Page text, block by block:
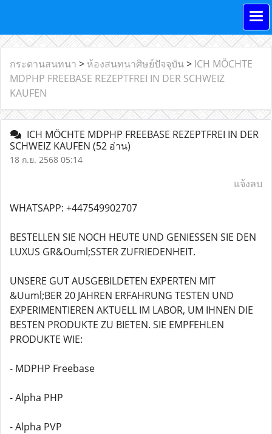
กระดานสนทนา > ห้องสนทนาศิษย์ปัจจุบัน> ICH MÖCHTE
MDPHP FREEBASE REZEPTFREI IN DER SCHWEIZ
KAUFEN
ICH MÖCHTE MDPHP FREEBASE REZEPTFREI IN DER
SCHWEIZ KAUFEN (52 อ่าน)
18 ก.ย. 2568 05:14
แจ้งลบ
WHATSAPP: +447549902707
BESTELLEN SIE NOCH HEUTE UND GENIESSEN SIE DEN
LUXUS GR&Ouml;SSTER ZUFRIEDENHEIT.
UNSERE GUT AUSGEBILDETEN EXPERTEN MIT
&Uuml;BER 20 JAHREN ERFAHRUNG TESTEN UND
EXPERIMENTIEREN AKTUELL IM LABOR, UM IHNEN DIE
BESTEN PRODUKTE ZU BIETEN. SIE EMPFEHLEN
PRODUKTE WIE:
- MDPHP Freebase
- Alpha PHP
- Alpha PVP